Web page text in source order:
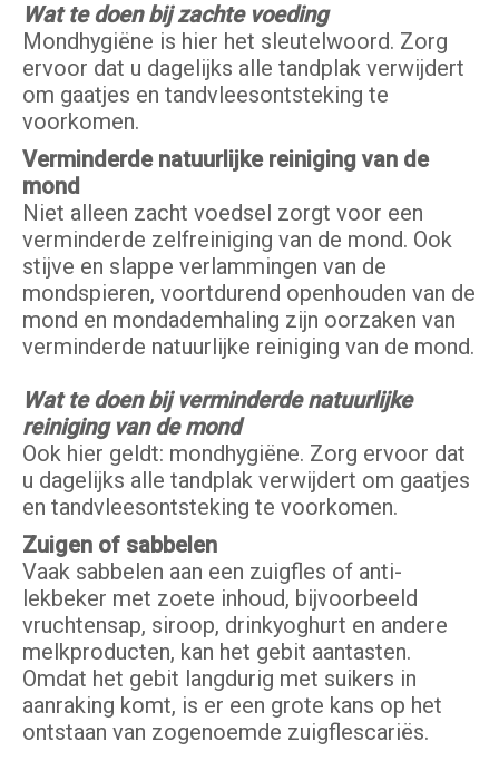
Wat te doen bij zachte voeding
Mondhygiëne is hier het sleutelwoord. Zorg
ervoor dat u dagelijks alle tandplak verwijdert
om gaatjes en tandvleesontsteking te
voorkomen.
Verminderde natuurlijke reiniging van de
mond
Niet alleen zacht voedsel zorgt voor een
verminderde zelfreiniging van de mond. Ook
stijve en slappe verlammingen van de
mondspieren, voortdurend openhouden van de
mond en mondademhaling zijn oorzaken van
verminderde natuurlijke reiniging van de mond.
Wat te doen bij verminderde natuurlijke
reiniging van de mond
Ook hier geldt: mondhygiëne. Zorg ervoor dat
u dagelijks alle tandplak verwijdert om gaatjes
en tandvleesontsteking te voorkomen.
Zuigen of sabbelen
Vaak sabbelen aan een zuigfles of anti-
lekbeker met zoete inhoud, bijvoorbeeld
vruchtensap, siroop, drinkyoghurt en andere
melkproducten, kan het gebit aantasten.
Omdat het gebit langdurig met suikers in
aanraking komt, is er een grote kans op het
ontstaan van zogenoemde zuigflescariës.